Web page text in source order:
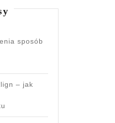
sposób
– jak